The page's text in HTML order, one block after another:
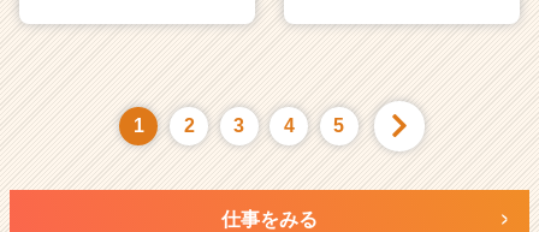
1 2 3 4 5
仕事をみる